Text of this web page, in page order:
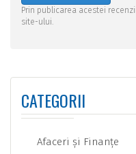
Prin publicarea acestei
site-ului.
CATEGORII
Afaceri şi Finanţe